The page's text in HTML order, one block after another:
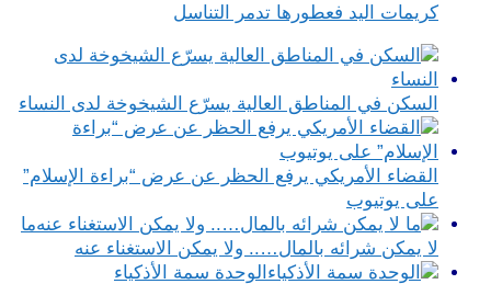
كريمات اليد فعطورها تدمر التناسل
السكن في المناطق العالية يسرّع الشيخوخة لدى النساء
القضاء الأمريكي يرفع الحظر عن عرض “براءة الإسلام”
على يوتيوب
ما
لا يمكن شرائه بالمال….. ولا يمكن الاستغناء عنه
الوحدة سمة الأذكياء